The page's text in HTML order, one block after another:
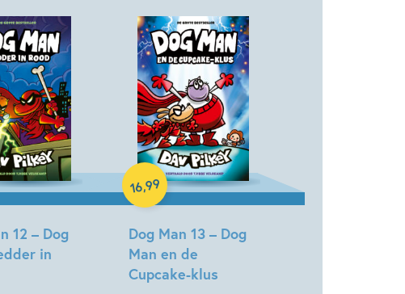
12 – Dog
in
Dog Man 13 – Dog
Man en de
Cupcake-klus
16,99
Hardcover